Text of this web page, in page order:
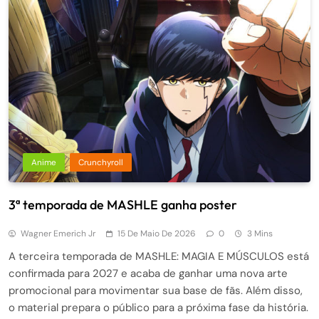
Anime Crunchyroll
3ª temporada de MASHLE ganha poster
Wagner Emerich Jr 15 De Maio De 2026 0 3 Mins
A terceira temporada de MASHLE: MAGIA E MÚSCULOS está
confirmada para 2027 e acaba de ganhar uma nova arte
promocional para movimentar sua base de fãs. Além disso,
o material prepara o público para a próxima fase da história.